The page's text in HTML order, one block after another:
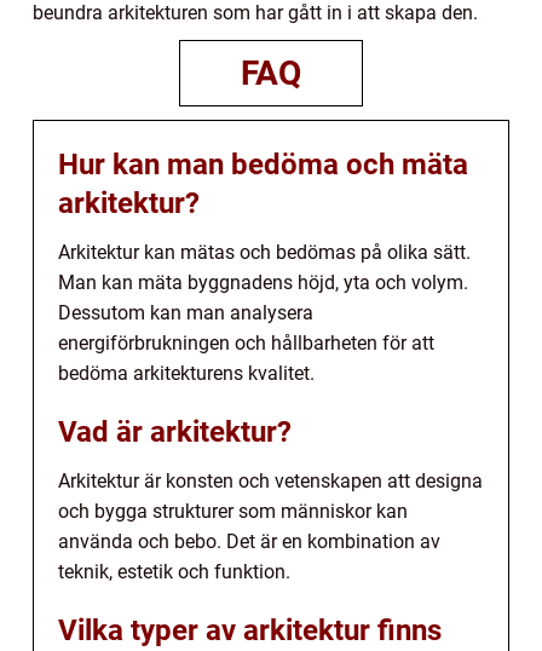
beundra arkitekturen som har gått in i att skapa den.
FAQ
Hur kan man bedöma och mäta
arkitektur?
Arkitektur kan mätas och bedömas på olika sätt.
Man kan mäta byggnadens höjd, yta och volym.
Dessutom kan man analysera
energiförbrukningen och hållbarheten för att
bedöma arkitekturens kvalitet.
Vad är arkitektur?
Arkitektur är konsten och vetenskapen att designa
och bygga strukturer som människor kan
använda och bebo. Det är en kombination av
teknik, estetik och funktion.
Vilka typer av arkitektur finns